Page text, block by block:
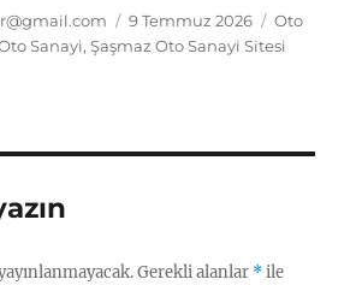
e
g
a
ss
e
g
tl
o
k.
m
a
re
Yayın
tarihi
9 Temmuz 2026
Oto
Sanayi,Şaşmaz Oto Sanayi Sitesi
Gerekli alanlar *ile